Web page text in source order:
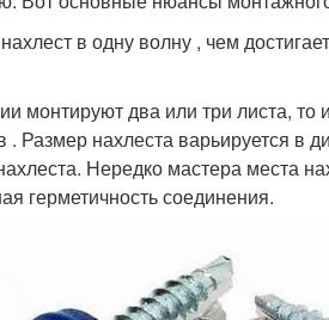
в одну волну , чем
монтируют два или три листа,
. Размер нахлеста варьируется в
Нередко мастера места
герметичность соединения.